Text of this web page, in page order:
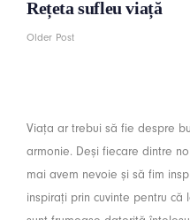
Rețeta sufleu viață
Older Post
Viața ar trebui să fie despre
armonie. Deși fiecare dintre
mai avem nevoie și să fim
inspirați prin cuvinte pentru că